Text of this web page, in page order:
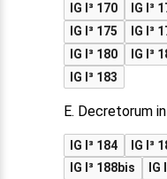
IG I³ 170
IG I³
IG I³ 175
IG I³
IG I³ 180
IG I³
IG I³ 183
E. Decretorum
IG I³ 184 IG I³
IG I³ 188bis
IG